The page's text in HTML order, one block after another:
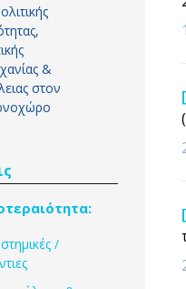
&
στον
/